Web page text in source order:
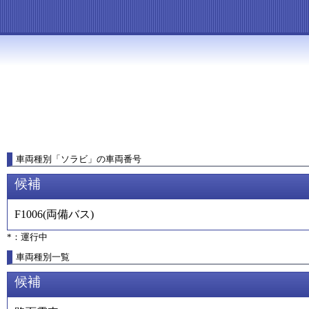
車両種別 「 ソラビ 」 の車両番号
候補
F1006(両備バス)
*：運行中
車両種別一覧
候補